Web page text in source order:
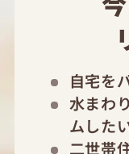
自宅を
水まわ
ムした
二世帯